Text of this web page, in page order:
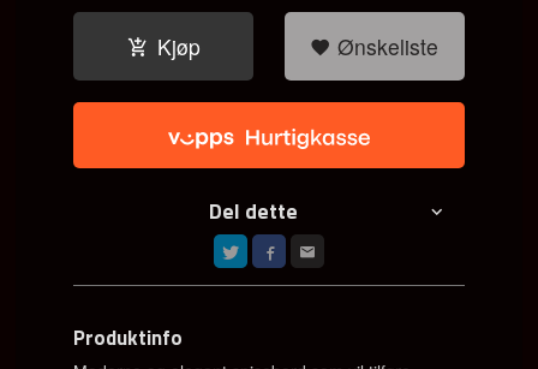
Kjøp Ønskeliste
Del dette
Produktinfo